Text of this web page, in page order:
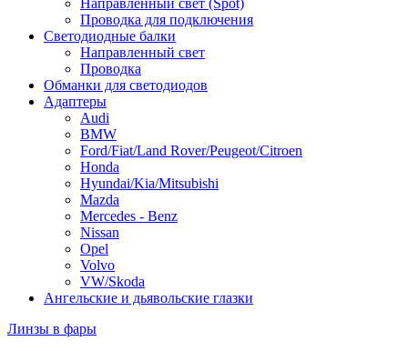
Направленный свет (Spot)
Проводка для подключения
Светодиодные балки
Направленный свет
Проводка
Обманки для светодиодов
Адаптеры
Audi
BMW
Ford/Fiat/Land Rover/Peugeot/Citroen
Honda
Hyundai/Kia/Mitsubishi
Mazda
Mercedes - Benz
Nissan
Opel
Volvo
VW/Skoda
Ангельские и дьявольские глазки
Линзы в фары